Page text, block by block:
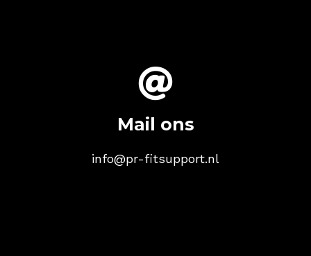

Mail ons
info@pr-fitsupport.nl